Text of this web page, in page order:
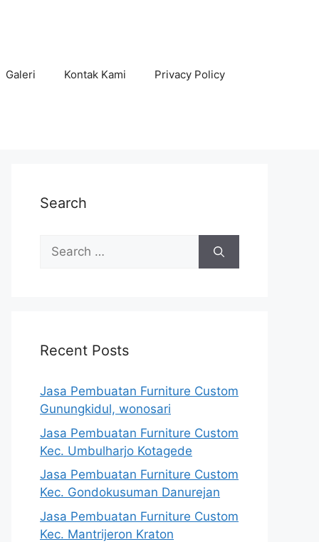
Galeri Kontak Kami Privacy Policy
Search
Search
for:
Recent Posts
Jasa Pembuatan Furniture Custom
Gunungkidul, wonosari
Jasa Pembuatan Furniture Custom
Kec. Umbulharjo Kotagede
Jasa Pembuatan Furniture Custom
Kec. Gondokusuman Danurejan
Jasa Pembuatan Furniture Custom
Kec. Mantrijeron Kraton